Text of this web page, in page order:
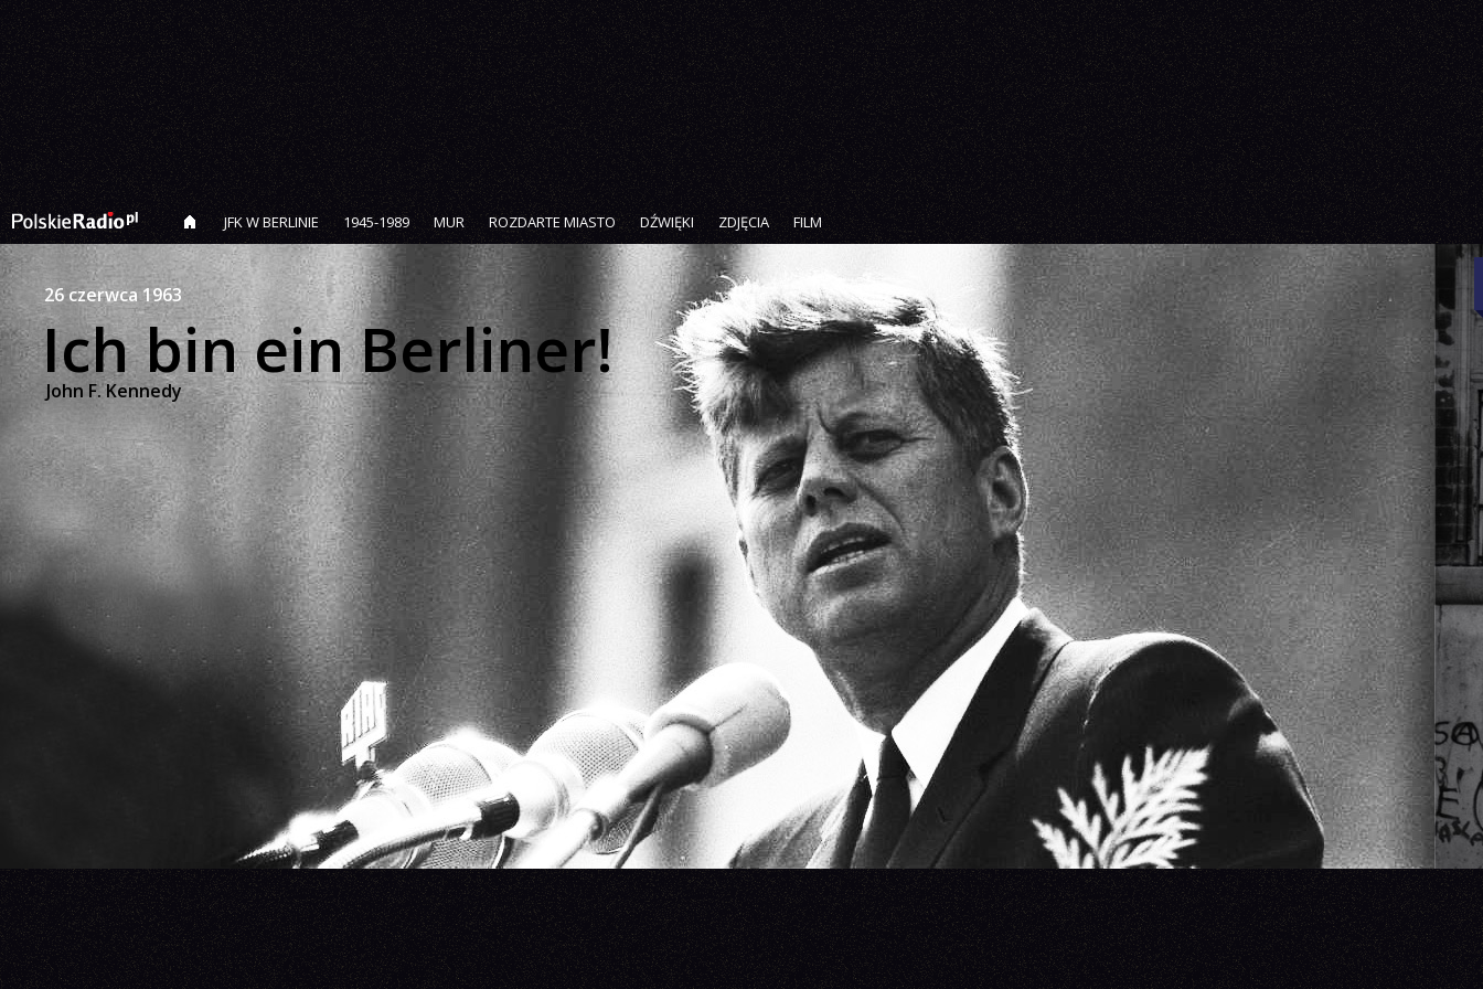
JFK W BERLINIE 1945-1989 MUR ROZDARTE MIASTO DŹWIĘKI ZDJĘCIA FILM
26 czerwca 1963
Ich bin ein Berliner!
John F. Kennedy